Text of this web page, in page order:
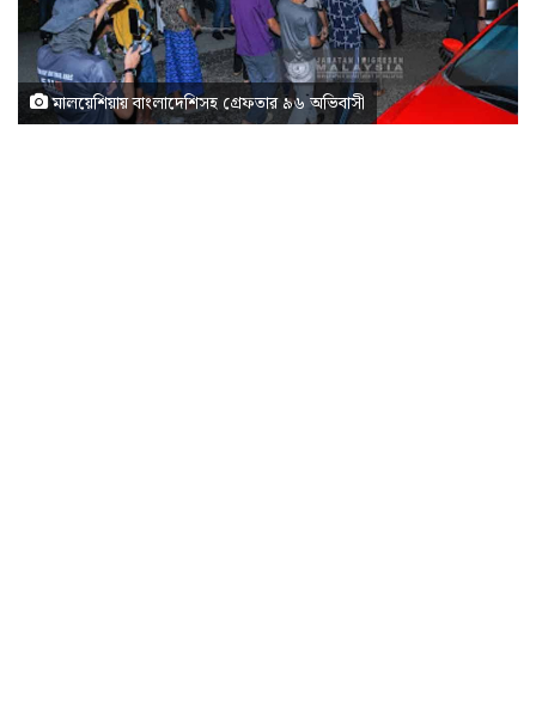
মালয়েশিয়ায় বাংলাদেশিসহ গ্রেফতার ৯৬ অভিবাসী